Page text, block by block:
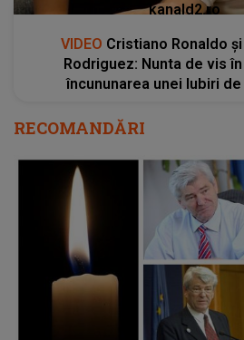
kanald2.ro
VIDEO Cristiano Ronaldo
Rodriguez: Nunta de vis
încununarea unei Iubiri
RECOMANDĂRI